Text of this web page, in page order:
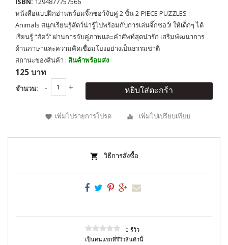
หนังสือแบบฝึกอ่านพร้อมจิ๊กซอว์จับคู่ 2 ชิ้น 2-PIECE PUZZLES :
Animals สนุกเรียนรู้สัตว์น่ารู้ไปพร้อมกับการเล่นจิ๊กซอว์! ให้เด็กๆ ได้
เรียนรู้ “สัตว์” ผ่านการจับคู่ภาพและคำศัพท์สุดน่ารัก เสริมพัฒนาการ
ด้านภาษาและความคิดเชื่อมโยงอย่างเป็นธรรมชาติ
สถานะของสินค้า : สินค้าพร้อมส่ง
125 บาท
จำนวน: หยิบใส่ตะกร้า
เพิ่มไปรายการโปรด เพิ่มไปเปรียบเทียบ
วิธีการสั่งซื้อ
0 รีวิว
เป็นคนแรกที่รีวิวสินค้านี้